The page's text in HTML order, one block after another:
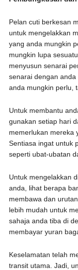
Pelan cuti berkesan
untuk mengelakkan
yang anda mungkin
mungkin lupa
menyusun senarai
senarai dengan
anda mungkin perlu,
Untuk membantu
gunakan setiap hari
memerlukan mereka
Sentiasa ingat untuk
seperti ubat-ubatan
Untuk mengelakkan
anda, lihat berapa
membawa dan
lebih mudah untuk
sahaja anda tiba di
membayar yuran
Keselamatan telah
transit utama. Jadi,